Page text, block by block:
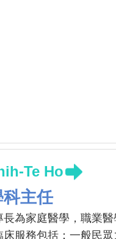
Te Ho
主任
長為家庭醫學，職業
床服務包括：一般民眾